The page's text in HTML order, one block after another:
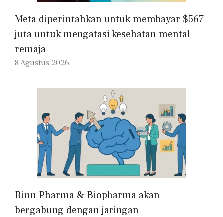
Meta diperintahkan untuk membayar $567
juta untuk mengatasi kesehatan mental
remaja
8 Agustus 2026
Rinn Pharma & Biopharma akan
bergabung dengan jaringan